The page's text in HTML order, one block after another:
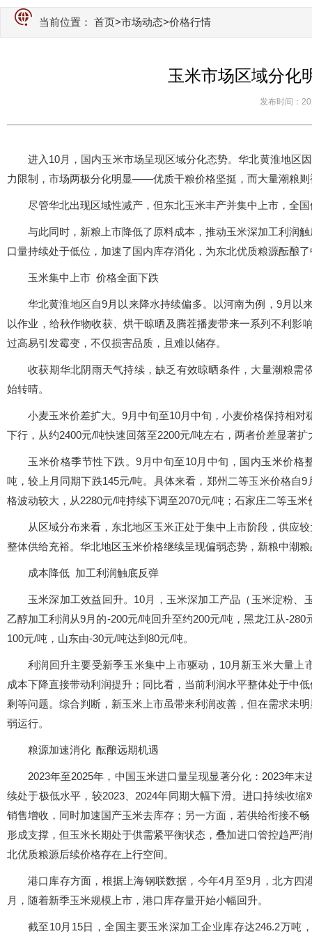
当前位置： 首页>市场动态>价格行情
玉米市场区域分化
发布时间：
进入10月，国内玉米市场呈现区域分化态势。华北黄淮地区
力限制，市场两极分化明显——优质干粮价格坚挺，而大量潮粮
尽管华北出现区域性减产，但东北玉米丰产并集中上市，全
与此同时，新粮上市降低了原料成本，推动玉米深加工利润
口量持续处于低位，加速了国内库存消化，为东北优质粮源酝酿
玉米集中上市 价格全面下跌
华北黄淮地区自9月以来降水持续偏多。以河南为例，9月以
以作业，给秋作物收获、烘干晾晒及腾茬播麦带来一系列不利影
过高易引发霉变，不仅损害品质，且难以储存。
收获期华北阴雨天气持续，缺乏有效晾晒条件，大量潮粮
始转晴。
小麦玉米价差扩大。9月中旬至10月中旬，小麦价格保持相
下行，从约2400元/吨快速回落至2200元/吨左右，两者价差显著扩
玉米价格季节性下跌。9月中旬至10月中旬，国内玉米价
吨，较上月同期下跌145元/吨。具体来看，郑州二等玉米价格自
格波动较大，从2280元/吨持续下调至2070元/吨；石家庄二等玉
从区域分布来看，东北地区玉米正处于集中上市阶段，供应
整体供给充裕。华北地区玉米价格继续呈现偏弱态势，新粮中潮
成本降低 加工利润触底反弹
玉米深加工效益回升。10月，玉米深加工产品（玉米淀粉
乙醇加工利润从9月的-200元/吨回升至约200元/吨，黑龙江从-
100元/吨，山东由-30元/吨达到80元/吨。
利润回升主要受新季玉米集中上市驱动，10月新玉米大量
成本下降直接带动利润提升；同比看，当前利润水平整体处于中
剩等问题。综合判断，新玉米上市虽带来利润改善，但在需求未
弱运行。
粮源加速消化 酝酿远期机遇
2023年至2025年，中国玉米进口量呈现显著分化：2023年
续处于极低水平，较2023、2024年同期大幅下滑。进口持续收
销售增收，同时加速国产玉米去库存；另一方面，若供给衔接不
形成支撑，但玉米长期处于供需紧平衡状态，叠加进口管控趋严
北优质粮源后续价格存在上行空间。
港口库存方面，根据上海钢联数据，今年4月至9月，北方
月，随着新季玉米规模上市，港口库存量开始小幅回升。
截至10月15日，全国主要玉米深加工企业库存达246.2万吨